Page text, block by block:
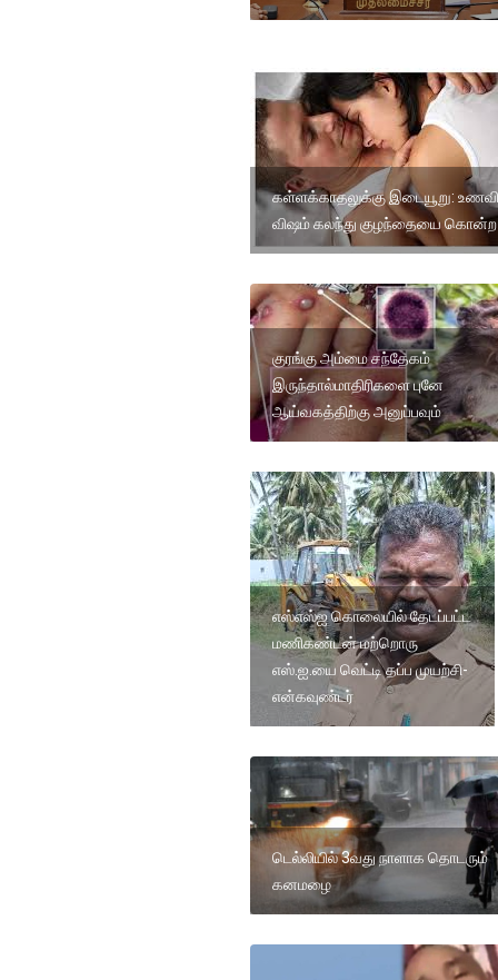
கள்ளக்காதலுக்கு இடையூறு:
விஷம் கலந்து குழந்தையை கொன்ற
குரங்கு அம்மை சந்தேகம்
இருந்தால்மாதிரிகளை புனே
ஆய்வகத்திற்கு அனுப்பவும்
எஸ்எஸ்ஐ கொலையில் தேடப்பட்ட
மணிகண்டன் மற்றொரு
எஸ்.ஐ.யை வெட்டி தப்ப முயற்சி-
என்கவுண்டர்
டெல்லியில் 3வது நாளாக தொடரும்
கனமழை